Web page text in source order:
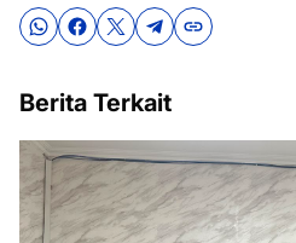
Berita Terkait